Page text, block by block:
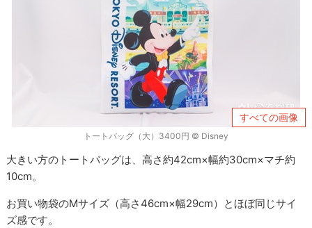
すべての画像
トートバッグ（大）3400円 © Disney
大きい方のトートバッグは、高さ約42cm×幅約30cm×マチ約
10cm。
お買い物袋のMサイズ（高さ46cm×幅29cm）とほぼ同じサイ
ズ感です。